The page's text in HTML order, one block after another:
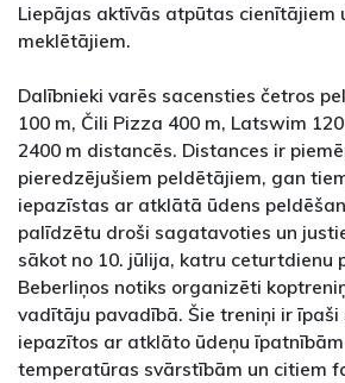
Liepājas aktīvās atpūtas cienītājiem
meklētājiem.
Dalībnieki varēs sacensties četros
100 m, Čili Pizza 400 m, Latswim
2400 m distancēs. Distances ir
pieredzējušiem peldētājiem, gan
iepazīstas ar atklātā ūdens
palīdzētu droši sagatavoties un
sākot no 10. jūlija, katru ceturtdienu
Beberliņos notiks organizēti
vadītāju pavadībā. Šie treniņi ir īpaši
iepazītos ar atklāto ūdeņu
temperatūras svārstībām un citiem